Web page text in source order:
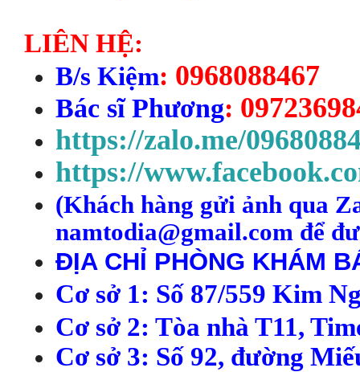
LIÊN HỆ:
B/s Kiệm: 0968088467
Bác sĩ Phương:
https://zalo.me/
https://
(Khách hàng gửi ảnh qua
namtodia@gmail.com để
ĐỊA CHỈ PHÒNG KHÁM
Cơ sở 1: Số 87/559 Kim
Cơ sở 2: Tòa nhà T11,
Cơ sở 3: Số 92, đường Mi